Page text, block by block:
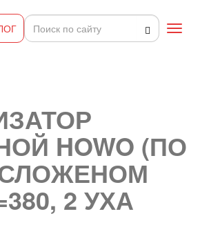
HOWO (ПО
2 УХА